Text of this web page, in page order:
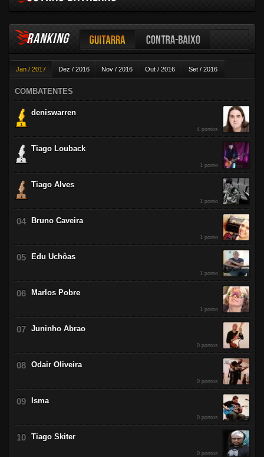
RANKING
Jan / 2017 Dez / 2016 Nov / 2016 Out / 2016 Set / 2016
Ago / 2016 Jul / 2016
Guitarra Contra-baixo
COMBATENTES
deniswarren
4 pontos
Tiago Louback
1 ponto
Tiago Alves
1 ponto
Bruno Caveira
1 ponto
Edu Uchôas
1 ponto
Marlos Pobre
1 ponto
Juninho Abrao
0 pontos
Odair Oliveira
0 pontos
Isma
0 pontos
Tiago Skiter
0 pontos